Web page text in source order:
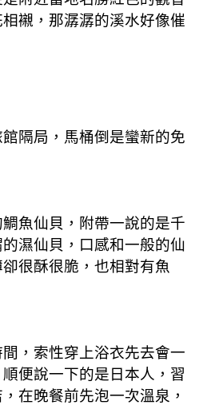
襯，那潺潺的溪水好像催
隔局，馬桶倒是蠻新的免
魚仙貝，附帶一說的是千
濕仙貝，口感和一般的仙
很酥很脆，也相對有魚
，索性穿上浴衣先去會一
便說一下的是日本人，習
在晚餐前先泡一次溫泉，